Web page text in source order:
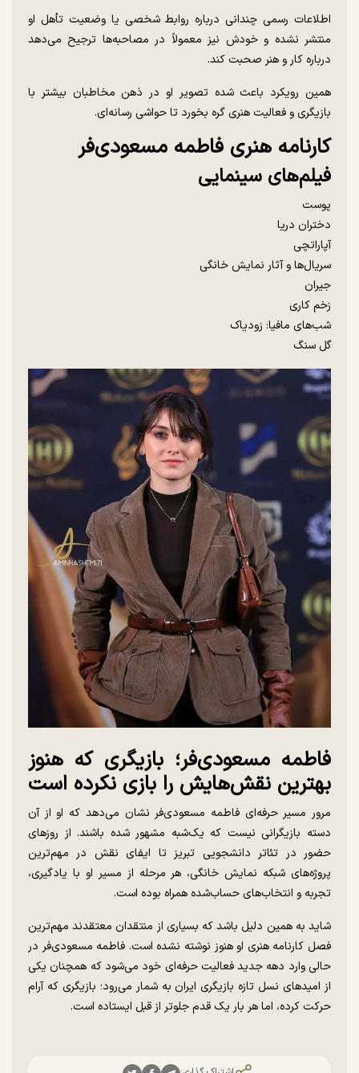
اطلاعات رسمی چندانی درباره روابط شخصی یا وضعیت تأهل او
منتشر نشده و خودش نیز معمولاً در مصاحبه‌ها ترجیح می‌دهد
درباره کار و هنر صحبت کند.
همین رویکرد باعث شده تصویر او در ذهن مخاطبان بیشتر با
بازیگری و فعالیت هنری گره بخورد تا حواشی رسانه‌ای.
کارنامه هنری فاطمه مسعودی‌فر
فیلم‌های سینمایی
پوست
دختران دریا
آپاراتچی
سریال‌ها و آثار نمایش خانگی
جیران
زخم کاری
شب‌های مافیا: زودیاک
گل سنگ
فاطمه مسعودی‌فر؛ بازیگری که هنوز
بهترین نقش‌هایش را بازی نکرده است
مرور مسیر حرفه‌ای فاطمه مسعودی‌فر نشان می‌دهد که او از آن
دسته بازیگرانی نیست که یک‌شبه مشهور شده باشند. از روزهای
حضور در تئاتر دانشجویی تبریز تا ایفای نقش در مهم‌ترین
پروژه‌های شبکه نمایش خانگی، هر مرحله از مسیر او با یادگیری،
تجربه و انتخاب‌های حساب‌شده همراه بوده است.
شاید به همین دلیل باشد که بسیاری از منتقدان معتقدند مهم‌ترین
فصل کارنامه هنری او هنوز نوشته نشده است. فاطمه مسعودی‌فر در
حالی وارد دهه جدید فعالیت حرفه‌ای خود می‌شود که همچنان یکی
از امیدهای نسل تازه بازیگری ایران به شمار می‌رود؛ بازیگری که آرام
حرکت کرده، اما هر بار یک قدم جلوتر از قبل ایستاده است.